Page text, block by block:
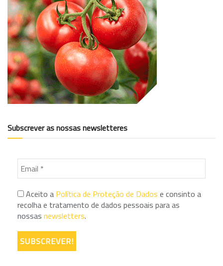
Subscrever as nossas newsletteres
Aceito a Política de Proteção de Dados e consinto a
recolha e tratamento de dados pessoais para as
nossas newsletters.